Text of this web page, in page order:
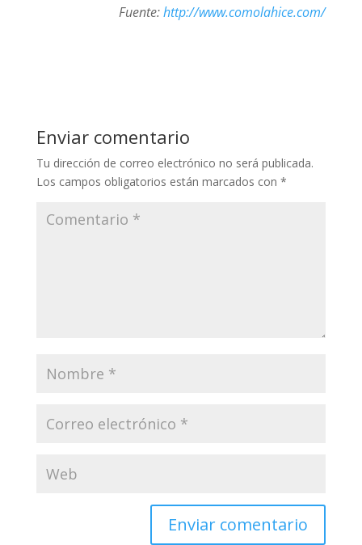
Fuente:http://www.comolahice.com/
Enviar comentario
Tu dirección de correo electrónico no será publicada.
Los campos obligatorios están marcados con *